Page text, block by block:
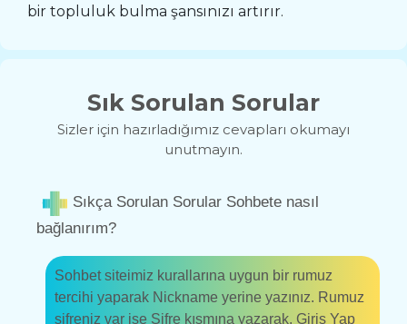
bir topluluk bulma şansınızı artırır.
Sık Sorulan Sorular
Sizler için hazırladığımız cevapları okumayı
unutmayın.
Sıkça Sorulan Sorular Sohbete nasıl
bağlanırım?
Sohbet siteimiz kurallarına uygun bir rumuz
tercihi yaparak Nickname yerine yazınız. Rumuz
şifreniz var ise Şifre kısmına yazarak, Giriş Yap